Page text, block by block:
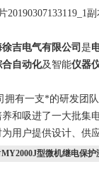
吉电气有限公司 是
合自动化及智能仪器
一支*的研发团队
和吸进了一大批集
用户提供设计、供
MY2000J型微机继电保护